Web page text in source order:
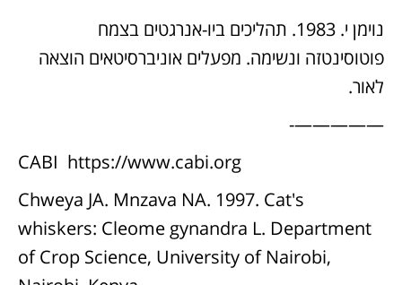
נוימן י. 1983. תהליכים ביו-אנרגטים בצמח
פוטוסינטזה ונשימה. מפעלים אוניברסיטאים הוצאה
לאור.
—————-
CABI https://www.cabi.org
Chweya JA. Mnzava NA. 1997. Cat's
whiskers: Cleome gynandra L. Department
of Crop Science, University of Nairobi,